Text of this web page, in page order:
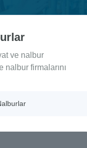
ve nalbur
nalbur firmalarını